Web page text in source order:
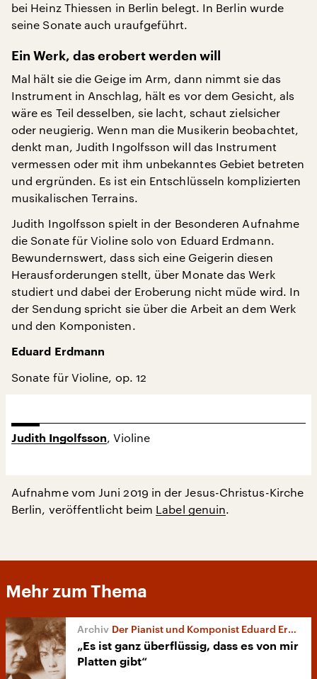
bei Heinz Thiessen in Berlin belegt. In Berlin wurde
seine Sonate auch uraufgeführt.
Ein Werk, das erobert werden will
Mal hält sie die Geige im Arm, dann nimmt sie das
Instrument in Anschlag, hält es vor dem Gesicht, als
wäre es Teil desselben, sie lacht, schaut zielsicher
oder neugierig. Wenn man die Musikerin beobachtet,
denkt man, Judith Ingolfsson will das Instrument
vermessen oder mit ihm unbekanntes Gebiet betreten
und ergründen. Es ist ein Entschlüsseln komplizierten
musikalischen Terrains.
Judith Ingolfsson spielt in der Besonderen Aufnahme
die Sonate für Violine solo von Eduard Erdmann.
Bewundernswert, dass sich eine Geigerin diesen
Herausforderungen stellt, über Monate das Werk
studiert und dabei der Eroberung nicht müde wird. In
der Sendung spricht sie über die Arbeit an dem Werk
und den Komponisten.
Eduard Erdmann
Sonate für Violine, op. 12
Judith Ingolfsson, Violine
Aufnahme vom Juni 2019 in der Jesus-Christus-Kirche
Berlin, veröffentlicht beim Label genuin.
Mehr zum Thema
Der Pianist und Komponist Eduard Erdmann
„Es ist ganz überflüssig, dass es von mir
Platten gibt“